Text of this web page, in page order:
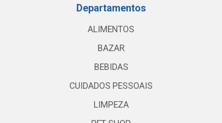
Departamentos
ALIMENTOS
BAZAR
BEBIDAS
CUIDADOS PESSOAIS
LIMPEZA